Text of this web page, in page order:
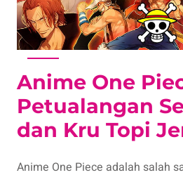
Anime One
Petualangan
dan Kru Topi
Anime One Piece adalah salah